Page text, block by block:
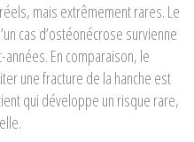
mais extrêmement rares. Le
cas d’ostéonécrose survienne
En comparaison, le
une fracture de la hanche est
qui développe un risque rare,